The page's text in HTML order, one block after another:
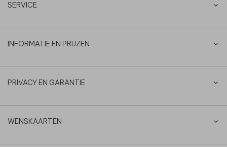
SERVICE
INFORMATIE EN PRIJZEN
PRIVACY EN GARANTIE
WENSKAARTEN